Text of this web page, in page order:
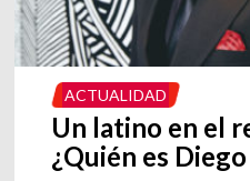
ACTUALIDAD
Un latino en el
¿Quién es